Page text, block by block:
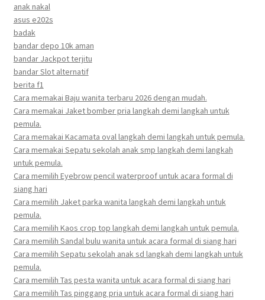
anak nakal
asus e202s
badak
bandar depo 10k aman
bandar Jackpot terjitu
bandar Slot alternatif
berita f1
Cara memakai Baju wanita terbaru 2026 dengan mudah.
Cara memakai Jaket bomber pria langkah demi langkah untuk
pemula.
Cara memakai Kacamata oval langkah demi langkah untuk pemula.
Cara memakai Sepatu sekolah anak smp langkah demi langkah
untuk pemula.
Cara memilih Eyebrow pencil waterproof untuk acara formal di
siang hari
Cara memilih Jaket parka wanita langkah demi langkah untuk
pemula.
Cara memilih Kaos crop top langkah demi langkah untuk pemula.
Cara memilih Sandal bulu wanita untuk acara formal di siang hari
Cara memilih Sepatu sekolah anak sd langkah demi langkah untuk
pemula.
Cara memilih Tas pesta wanita untuk acara formal di siang hari
Cara memilih Tas pinggang pria untuk acara formal di siang hari